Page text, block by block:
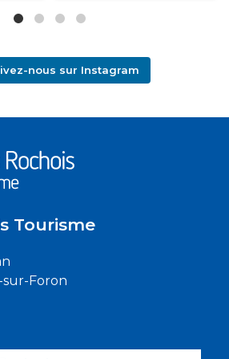
nous sur Instagram
Tourisme
sur-Foron